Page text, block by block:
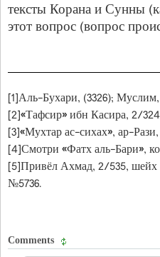
тексты Корана и Сунны
этот вопрос (вопрос
[1]Аль-Бухари, (3326);
[2]«Тафсир» ибн Касира, 2/
[3]«Мухтар ас-сихах», ар-Рази,
[4]Смотри «Фатх аль-Бари»,
[5]Привёл Ахмад, 2/535, шейх
№5736.
Comments